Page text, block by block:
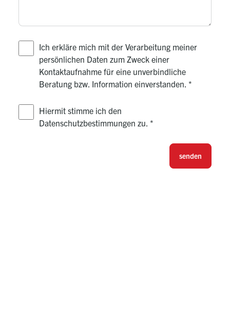
Außengerät
Wetterfestes Stahlblechgehäuse auf
Verflüssiger aus CU-Rohr mit aufgepressten
Aluminiumlamellen
Ich erkläre mich mit der Verarbeitung meiner
persönlichen Daten zum Zweck einer
Kontaktaufnahme für eine unverbindliche
Beratung bzw. Information einverstanden. *
Hiermit stimme ich den
Datenschutzbestimmungen zu. *
senden